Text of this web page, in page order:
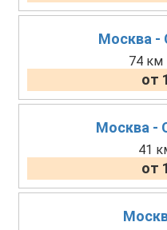
Москва -
74 км
от
Москва -
41
от